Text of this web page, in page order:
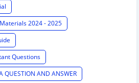
2024 - 2025
Questions
QUESTION AND ANSWER